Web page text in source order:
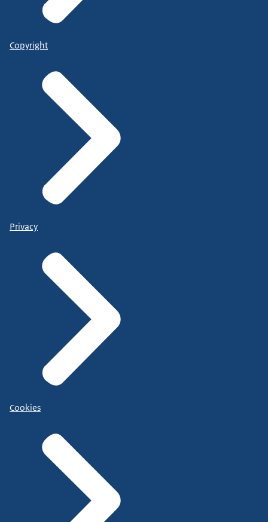
Copyright
Privacy
Cookies